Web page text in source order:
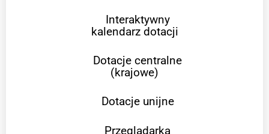
Interaktywny
kalendarz dotacji
Dotacje centralne
(krajowe)
Dotacje unijne
Przeglądarka